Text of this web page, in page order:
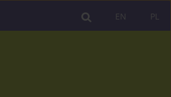
PL
EN